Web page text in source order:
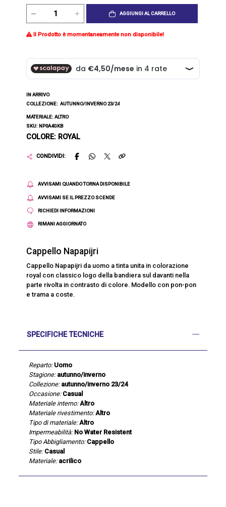
AGGIUNGI AL CARRELLO
Il Prodotto è momentaneamente non disponibile!
IN ARRIVO
COLLEZIONE: AUTUNNO/INVERNO 23/24
MATERIALE: ALTRO
SKU: NP0A4GKB
COLORE: ROYAL
CONDIVIDI:
AVVISAMI QUANDO TORNA DISPONIBILE
AVVISAMI SE IL PREZZO SCENDE
RICHIEDI INFORMAZIONI
RIMANI AGGIORNATO
Cappello Napapijri
Cappello Napapijri da uomo a tinta unita in colorazione
royal con classico logo della bandiera sul davanti nella
parte rivolta in contrasto di colore. Modello con pon-pon
e trama a coste.
SPECIFICHE TECNICHE
Reparto: Uomo
Stagione: autunno/inverno
Collezione: autunno/inverno 23/24
Occasione: Casual
Materiale interno: Altro
Materiale rivestimento: Altro
Tipo di materiale: Altro
Impermeabilità: No Water Resistent
Tipo Abbigliamento: Cappello
Stile: Casual
Materiale: acrilico